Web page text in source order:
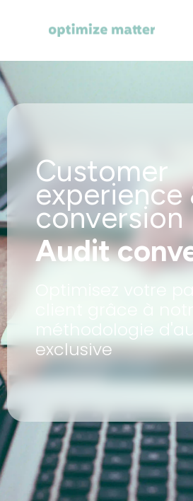
Customer
experience
conversion
Audit
Optimisez votre
méthodologie
exclusive